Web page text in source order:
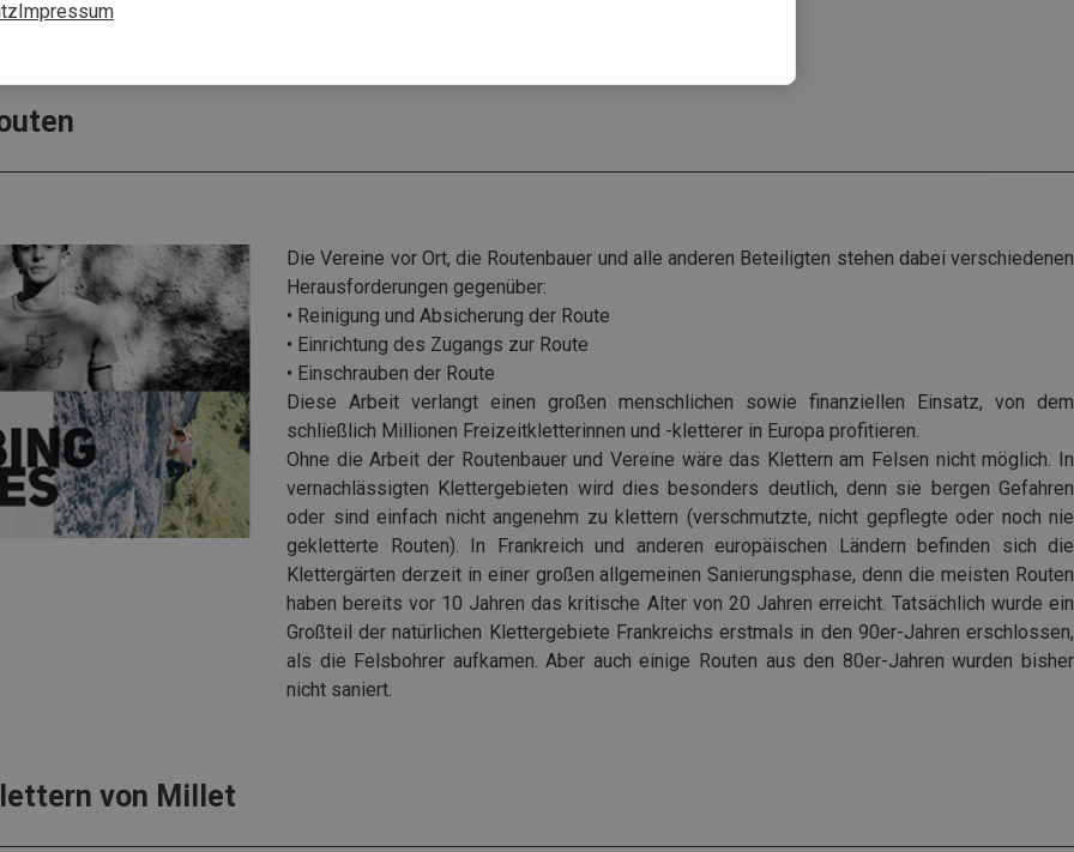
Die Vereine vor Ort, die Routenbauer und alle anderen Beteiligten stehen dabei verschiedenen
Herausforderungen gegenüber:
• Reinigung und Absicherung der Route
• Einrichtung des Zugangs zur Route
• Einschrauben der Route
Diese Arbeit verlangt einen großen menschlichen sowie finanziellen Einsatz, von dem
schließlich Millionen Freizeitkletterinnen und -kletterer in Europa profitieren.
Ohne die Arbeit der Routenbauer und Vereine wäre das Klettern am Felsen nicht möglich. In
vernachlässigten Klettergebieten wird dies besonders deutlich, denn sie bergen Gefahren
oder sind einfach nicht angenehm zu klettern (verschmutzte, nicht gepflegte oder noch nie
gekletterte Routen). In Frankreich und anderen europäischen Ländern befinden sich die
Klettergärten derzeit in einer großen allgemeinen Sanierungsphase, denn die meisten Routen
haben bereits vor 10 Jahren das kritische Alter von 20 Jahren erreicht. Tatsächlich wurde ein
Großteil der natürlichen Klettergebiete Frankreichs erstmals in den 90er-Jahren erschlossen,
als die Felsbohrer aufkamen. Aber auch einige Routen aus den 80er-Jahren wurden bisher
nicht saniert.
von Millet
Impressum